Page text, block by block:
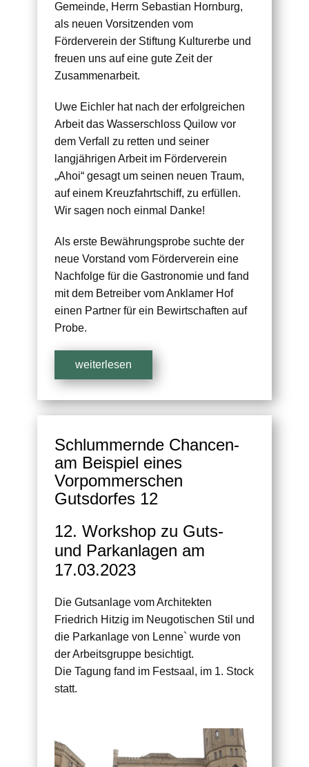
Gemeinde, Herrn Sebastian Hornburg,
als neuen Vorsitzenden vom
Förderverein der Stiftung Kulturerbe und
freuen uns auf eine gute Zeit der
Zusammenarbeit.
Uwe Eichler hat nach der erfolgreichen
Arbeit das Wasserschloss Quilow vor
dem Verfall zu retten und seiner
langjährigen Arbeit im Förderverein
„Ahoi“ gesagt um seinen neuen Traum,
auf einem Kreuzfahrtschiff, zu erfüllen.
Wir sagen noch einmal Danke!
Als erste Bewährungsprobe suchte der
neue Vorstand vom Förderverein eine
Nachfolge für die Gastronomie und fand
mit dem Betreiber vom Anklamer Hof
einen Partner für ein Bewirtschaften auf
Probe.
weiterlesen
Schlummernde Chancen-
am Beispiel eines
Vorpommerschen
Gutsdorfes 12
12. Workshop zu Guts-
und Parkanlagen am
17.03.2023
Die Gutsanlage vom Architekten
Friedrich Hitzig im Neugotischen Stil und
die Parkanlage von Lenne` wurde von
der Arbeitsgruppe besichtigt.
Die Tagung fand im Festsaal, im 1. Stock
statt.